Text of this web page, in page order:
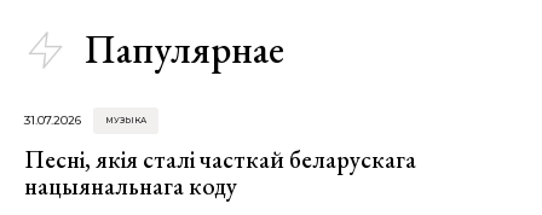
Папулярнае
31.07.2026 МУЗЫКА
Песні, якія сталі часткай беларускага
нацыянальнага коду